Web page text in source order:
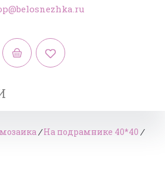
/На подрамнике 40*40 /